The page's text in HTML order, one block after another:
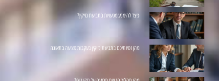
כיצד להימנע מטעויות בתביעת נזיקין?
מהן זכויותיכם בתביעת נזיקין בעקבות פציעה בתאונה